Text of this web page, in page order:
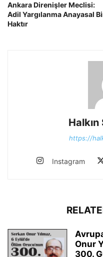
Ankara Direnişler Meclisi:
Adil Yargılanma Anayasal
Haktır
https://
Instagram
Onur
300.